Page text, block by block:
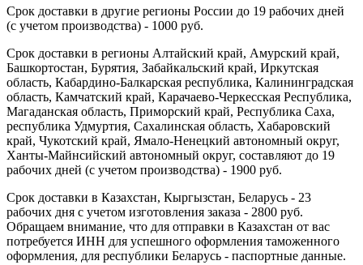
Срок доставки в другие регионы России до 19 рабочих дней
(с учетом производства) - 1000 руб.
Срок доставки в регионы Алтайский край, Амурский край,
Башкортостан, Бурятия, Забайкальский край, Иркутская
область, Кабардино-Балкарская республика, Калининградская
область, Камчатский край, Карачаево-Черкесская Республика,
Магаданская область, Приморский край, Республика Саха,
республика Удмуртия, Сахалинская область, Хабаровский
край, Чукотский край, Ямало-Ненецкий автономный округ,
Ханты-Майнсийский автономный округ, составляют до 19
рабочих дней (с учетом производства) - 1900 руб.
Срок доставки в Казахстан, Кыргызстан, Беларусь - 23
рабочих дня с учетом изготовления заказа - 2800 руб.
Обращаем внимание, что для отправки в Казахстан от вас
потребуется ИНН для успешного оформления таможенного
оформления, для республики Беларусь - паспортные данные.